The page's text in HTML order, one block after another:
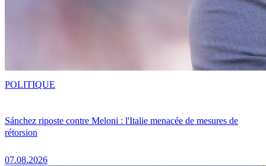
Sánchez riposte contre Meloni : l'Italie menacée de mesures de
rétorsion
07.08.2026
POLITIQUE